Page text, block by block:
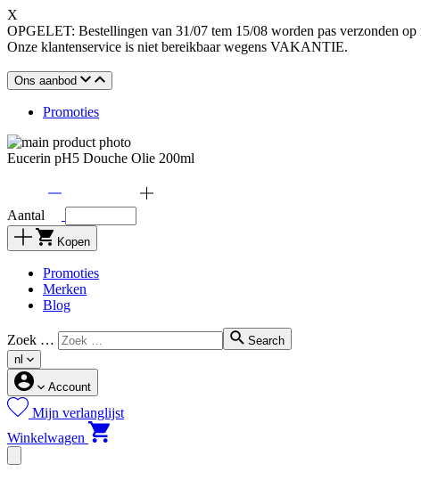
X
OPGELET: Bestellingen van 31/07 tem 15/08 worden pas verzonden
Onze klantenservice is niet bereikbaar wegens VAKANTIE.
Ons aanbod
Promoties
Eucerin pH5 Douche Olie 200ml
Aantal
Kopen
Promoties
Merken
Blog
Zoek …
Search
nl
Account
Mijn verlanglijst
Winkelwagen